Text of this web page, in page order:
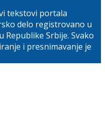
tekstovi portala
delo registrovano u
Srbije. Svako
i presnimavanje je